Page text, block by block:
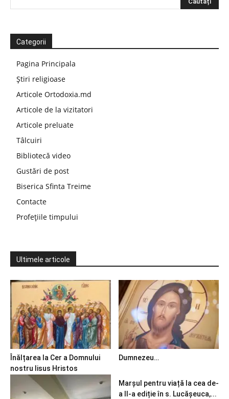
Categorii
Pagina Principala
Știri religioase
Articole Ortodoxia.md
Articole de la vizitatori
Articole preluate
Tâlcuiri
Bibliotecă video
Gustări de post
Biserica Sfinta Treime
Contacte
Profețiile timpului
Ultimele articole
Înălțarea la Cer a Domnului
nostru Iisus Hristos
Dumnezeu…
Marșul pentru viață la cea de-
a II-a ediție în s. Lucășeuca,...